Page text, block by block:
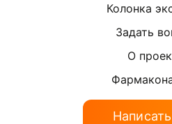
Колонка
Задать
О